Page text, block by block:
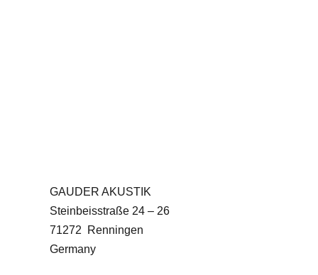
GAUDER AKUSTIK
Steinbeisstraße 24 – 26
71272 Renningen
Germany